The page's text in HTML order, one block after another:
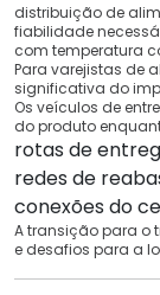
distribuição de
fiabilidade
com temperatura
Para varejistas de
significativa do
Os veículos de
do produto
rotas de
redes de
conexões do
A transição para o
e desafios para a